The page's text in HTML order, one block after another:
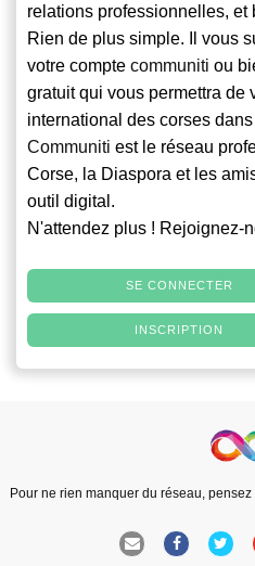
relations professionnelles, et
Rien de plus simple. Il vous
votre compte communiti ou
gratuit qui vous permettra de
international des corses
Communiti est le réseau
Corse, la Diaspora et les
outil digital.
N'attendez plus ! Rejoignez-
SE CONNECTER
INSCRIPTION
Pour ne rien manquer du réseau,